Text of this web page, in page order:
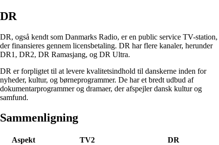
DR
DR, også kendt som Danmarks Radio, er en public service TV-station,
der finansieres gennem licensbetaling. DR har flere kanaler, herunder
DR1, DR2, DR Ramasjang, og DR Ultra.
DR er forpligtet til at levere kvalitetsindhold til danskerne inden for
nyheder, kultur, og børneprogrammer. De har et bredt udbud af
dokumentarprogrammer og dramaer, der afspejler dansk kultur og
samfund.
Sammenligning
Aspekt TV2
DR